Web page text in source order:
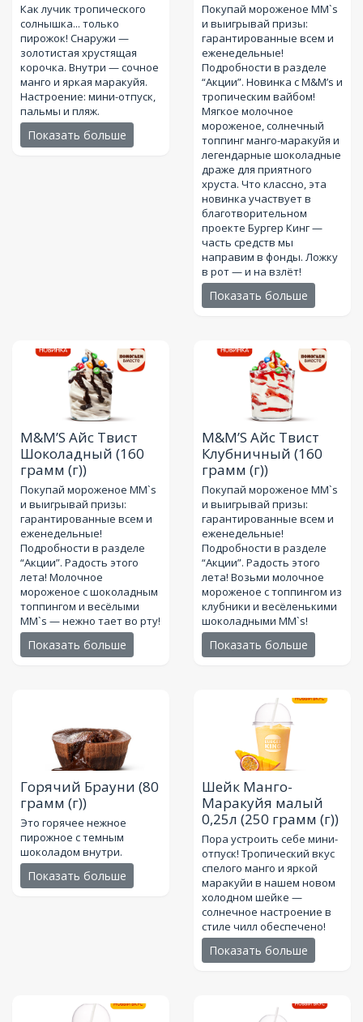
Как лучик тропического
солнышка... только
пирожок! Снаружи —
золотистая хрустящая
корочка. Внутри — сочное
манго и яркая маракуйя.
Настроение: мини-отпуск,
пальмы и пляж.
Показать больше
Покупай мороженое MM`s
и выигрывай призы:
гарантированные всем и
еженедельные!
Подробности в разделе
“Акции”. Новинка с M&M’s и
тропическим вайбом!
Мягкое молочное
мороженое, солнечный
топпинг манго-маракуйя и
легендарные шоколадные
драже для приятного
хруста. Что классно, эта
новинка участвует в
благотворительном
проекте Бургер Кинг —
часть средств мы
направим в фонды. Ложку
в рот — и на взлёт!
Показать больше
M&M’S Айс Твист
Шоколадный (160
грамм (г))
Покупай мороженое MM`s
и выигрывай призы:
гарантированные всем и
еженедельные!
Подробности в разделе
“Акции”. Радость этого
лета! Молочное
мороженое с шоколадным
топпингом и весёлыми
MM`s — нежно тает во рту!
Показать больше
M&M’S Айс Твист
Клубничный (160
грамм (г))
Покупай мороженое MM`s
и выигрывай призы:
гарантированные всем и
еженедельные!
Подробности в разделе
“Акции”. Радость этого
лета! Возьми молочное
мороженое с топпингом из
клубники и весёленькими
шоколадными MM`s!
Показать больше
Горячий Брауни (80
грамм (г))
Это горячее нежное
пирожное с темным
шоколадом внутри.
Показать больше
Шейк Манго-
Маракуйя малый
0,25л (250 грамм (г))
Пора устроить себе мини-
отпуск! Тропический вкус
спелого манго и яркой
маракуйи в нашем новом
холодном шейке —
солнечное настроение в
стиле чилл обеспечено!
Показать больше